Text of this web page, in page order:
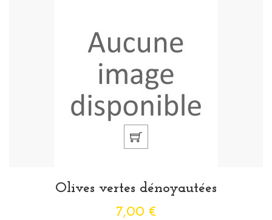
Olives vertes dénoyautées
7,00 €